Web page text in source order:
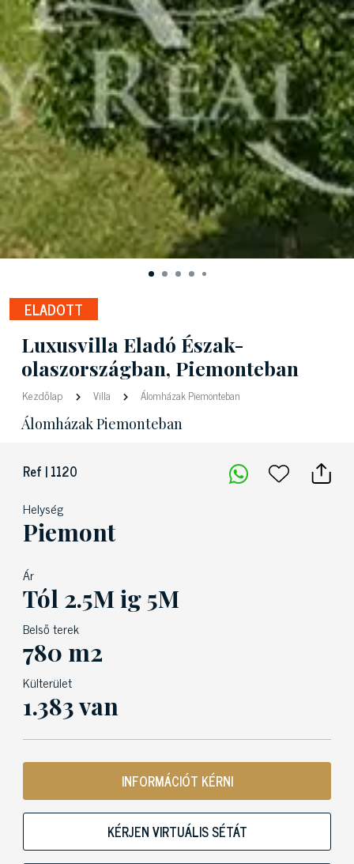
ELADOTT
Luxusvilla Eladó Észak-
olaszországban, Piemonteban
Kezdőlap Villa Álomházak Piemonteban
Álomházak Piemonteban
Ref | 1120
Helység
Piemont
Ár
Tól 2.5M ig 5M
Belső terek
780 m2
Külterület
1.383 van
INFORMÁCIÓT KÉRNI
KÉRJEN VIRTUÁLIS SÉTÁT